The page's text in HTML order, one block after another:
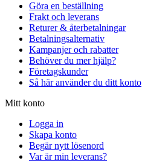
Göra en beställning
Frakt och leverans
Returer & återbetalningar
Betalningsalternativ
Kampanjer och rabatter
Behöver du mer hjälp?
Företagskunder
Så här använder du ditt konto
Mitt konto
Logga in
Skapa konto
Begär nytt lösenord
Var är min leverans?